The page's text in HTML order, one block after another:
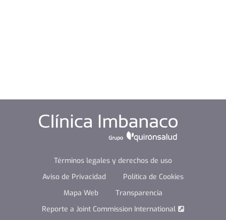
Términos legales y derechos de uso
Aviso de Privacidad
Política de Cookies
Mapa Web
Transparencia
Reporte a Joint Commission International